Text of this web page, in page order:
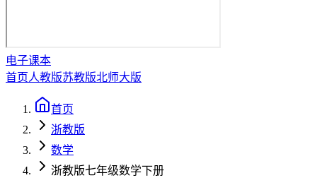
电子课本
首页人教版苏教版北师大版
首页
浙教版
数学
浙教版七年级数学下册